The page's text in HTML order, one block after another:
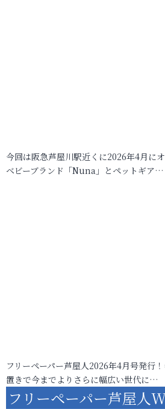
今回は阪急芦屋川駅近くに2026年4月に
ベビーブランド「Nuna」とペットギア…
フリーペーパー芦屋人2026年4月号発行
置きで今までよりさらに幅広い世代に…
フリーペーパー芦屋人